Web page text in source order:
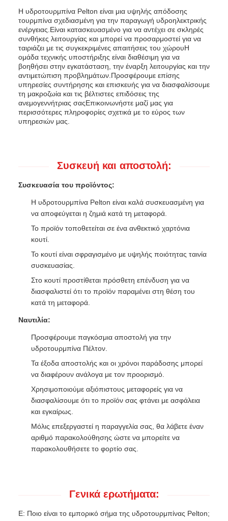
Η υδροτουρμπίνα Pelton είναι μια υψηλής απόδοσης
τουρμπίνα σχεδιασμένη για την παραγωγή υδροηλεκτρικής
ενέργειας.Είναι κατασκευασμένο για να αντέχει σε σκληρές
συνθήκες λειτουργίας και μπορεί να προσαρμοστεί για να
ταιριάζει με τις συγκεκριμένες απαιτήσεις του χώρουΗ
ομάδα τεχνικής υποστήριξης είναι διαθέσιμη για να
βοηθήσει στην εγκατάσταση, την έναρξη λειτουργίας και την
αντιμετώπιση προβλημάτων.Προσφέρουμε επίσης
υπηρεσίες συντήρησης και επισκευής για να διασφαλίσουμε
τη μακροζωία και τις βέλτιστες επιδόσεις της
ανεμογεννήτριας σαςΕπικοινωνήστε μαζί μας για
περισσότερες πληροφορίες σχετικά με το εύρος των
υπηρεσιών μας.
Συσκευή και αποστολή:
Συσκευασία του προϊόντος:
Η υδροτουρμπίνα Pelton είναι καλά συσκευασμένη για
να αποφεύγεται η ζημιά κατά τη μεταφορά.
Το προϊόν τοποθετείται σε ένα ανθεκτικό χαρτόνια
κουτί.
Το κουτί είναι σφραγισμένο με υψηλής ποιότητας ταινία
συσκευασίας.
Στο κουτί προστίθεται πρόσθετη επένδυση για να
διασφαλιστεί ότι το προϊόν παραμένει στη θέση του
κατά τη μεταφορά.
Ναυτιλία:
Προσφέρουμε παγκόσμια αποστολή για την
υδροτουρμπίνα Πέλτον.
Τα έξοδα αποστολής και οι χρόνοι παράδοσης μπορεί
να διαφέρουν ανάλογα με τον προορισμό.
Χρησιμοποιούμε αξιόπιστους μεταφορείς για να
διασφαλίσουμε ότι το προϊόν σας φτάνει με ασφάλεια
και εγκαίρως.
Μόλις επεξεργαστεί η παραγγελία σας, θα λάβετε έναν
αριθμό παρακολούθησης ώστε να μπορείτε να
παρακολουθήσετε το φορτίο σας.
Γενικά ερωτήματα:
Ε: Ποιο είναι το εμπορικό σήμα της υδροτουρμπίνας Pelton;